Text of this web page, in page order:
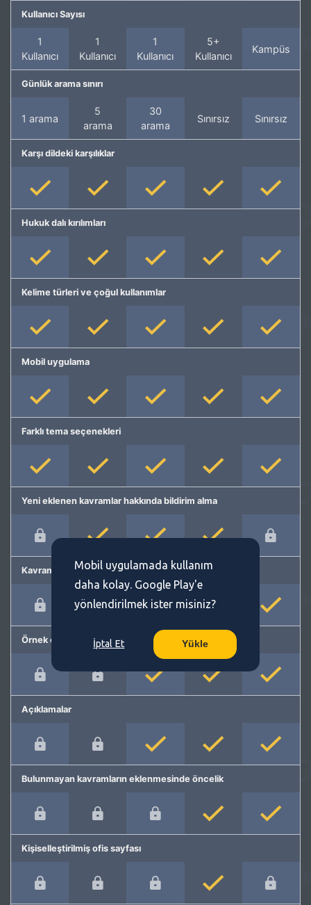
Kullanıcı Sayısı
1
Kullanıcı
1
Kullanıcı
1
Kullanıcı
5+
Kullanıcı
Kampüs
Günlük arama sınırı
1 arama
5
arama
30
arama
Sınırsız Sınırsız
Karşı dildeki karşılıklar
Hukuk dalı kırılımları
Kelime türleri ve çoğul kullanımlar
Mobil uygulama
Farklı tema seçenekleri
Yeni eklenen kavramlar hakkında bildirim alma
Kavram önerme
Örnek cümleler
Açıklamalar
Bulunmayan kavramların eklenmesinde öncelik
Kişiselleştirilmiş ofis sayfası
Mobil uygulamada kullanım
daha kolay. Google Play'e
yönlendirilmek ister misiniz?
İptal Et Yükle